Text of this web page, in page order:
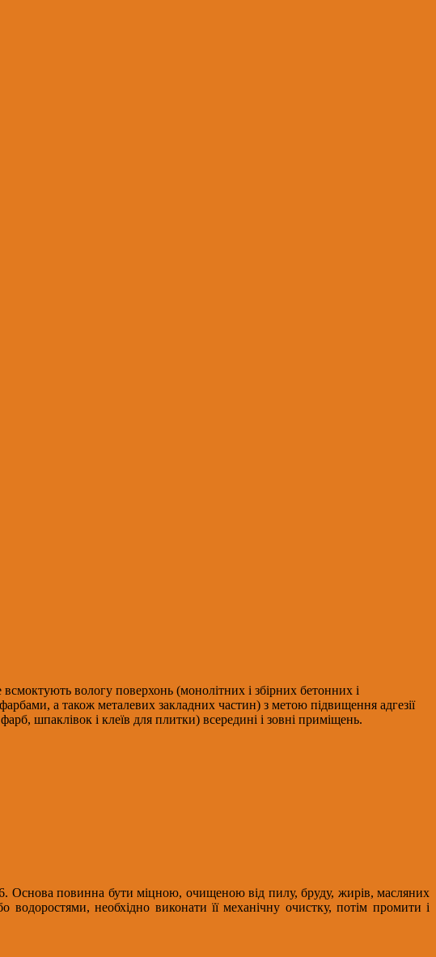
вологу поверхонь (монолітних і збірних бетонних і
а також металевих закладних частин) з метою підвищення адгезії
шпаклівок і клеїв для плитки) всередині і зовні приміщень.
повинна бути міцною, очищеною від пилу, бруду, жирів, масляних
необхідно виконати її механічну очистку, потім промити і